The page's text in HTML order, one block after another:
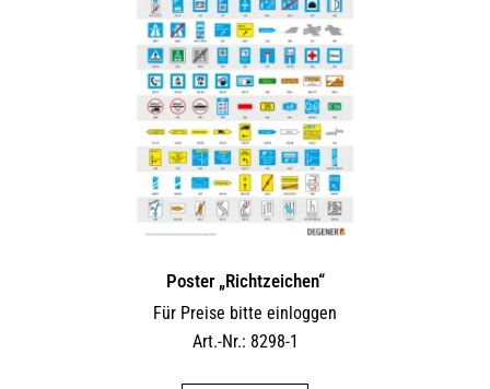
Poster „Richtzeichen“
Für Preise bitte einloggen
Art.-Nr.: 8298-1